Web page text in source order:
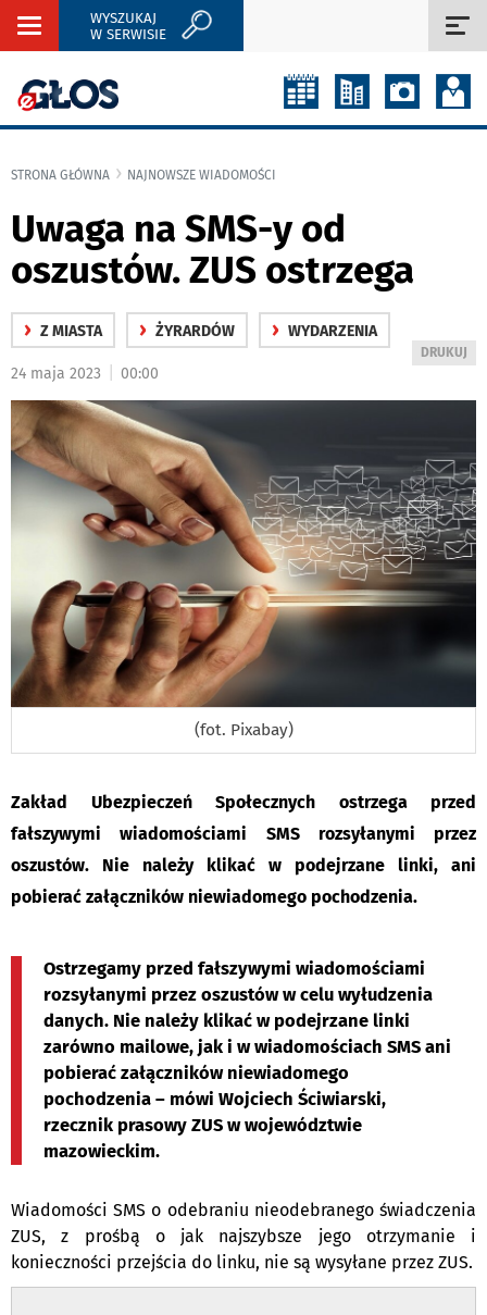
Rozwiń
WYSZUKAJ
W SERWISIE
STRONA GŁÓWNA NAJNOWSZE WIADOMOŚCI
Uwaga na SMS-y od
oszustów. ZUS ostrzega
› Z MIASTA › ŻYRARDÓW › WYDARZENIA
WYDRUKUJ
DRUKUJ
24 maja 2023 00:00
(fot. Pixabay)
Zakład Ubezpieczeń Społecznych ostrzega przed
fałszywymi wiadomościami SMS rozsyłanymi przez
oszustów. Nie należy klikać w podejrzane linki, ani
pobierać załączników niewiadomego pochodzenia.
Ostrzegamy przed fałszywymi wiadomościami
rozsyłanymi przez oszustów w celu wyłudzenia
danych. Nie należy klikać w podejrzane linki
zarówno mailowe, jak i w wiadomościach SMS ani
pobierać załączników niewiadomego
pochodzenia – mówi Wojciech Ściwiarski,
rzecznik prasowy ZUS w województwie
mazowieckim.
Wiadomości SMS o odebraniu nieodebranego świadczenia
ZUS, z prośbą o jak najszybsze jego otrzymanie i
konieczności przejścia do linku, nie są wysyłane przez ZUS.